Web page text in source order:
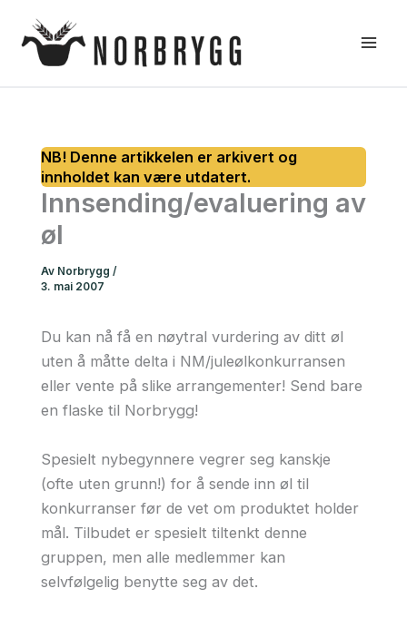
rett
Innsending/evaluering av
øl
Av Norbrygg /
3. mai 2007
Du kan nå få en nøytral vurdering av ditt øl
uten å måtte delta i NM/juleølkonkurransen
eller vente på slike arrangementer! Send bare
en flaske til Norbrygg!
Spesielt nybegynnere vegrer seg kanskje
(ofte uten grunn!) for å sende inn øl til
konkurranser før de vet om produktet holder
mål. Tilbudet er spesielt tiltenkt denne
gruppen, men alle medlemmer kan
selvfølgelig benytte seg av det.